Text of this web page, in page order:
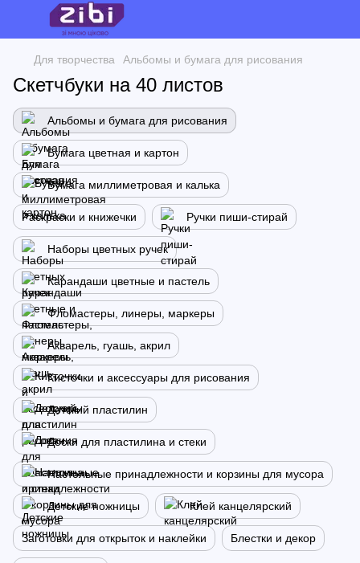
Для творчества Альбомы и бумага для рисования
Скетчбуки на 40 листов
Альбомы и бумага для рисования
Бумага цветная и картон
Бумага миллиметровая и калька
Раскраски и книжечки Ручки пиши-стирай
Наборы цветных ручек
Карандаши цветные и пастель
Фломастеры, линеры, маркеры
Акварель, гуашь, акрил
Кисточки и аксессуары для рисования
Детский пластилин
Доски для пластилина и стеки
Настольные принадлежности и корзины для мусора
Детские ножницы Клей канцелярский
Заготовки для открыток и наклейки Блестки и декор